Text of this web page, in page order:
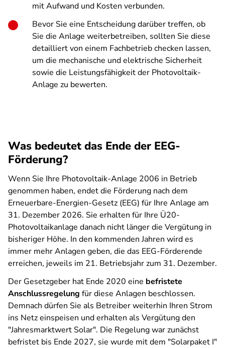
mit Aufwand und Kosten verbunden.
Bevor Sie eine Entscheidung darüber treffen, ob
Sie die Anlage weiterbetreiben, sollten Sie diese
detailliert von einem Fachbetrieb checken lassen,
um die mechanische und elektrische Sicherheit
sowie die Leistungsfähigkeit der Photovoltaik-
Anlage zu bewerten.
Was bedeutet das Ende der EEG-
Förderung?
Wenn Sie Ihre Photovoltaik-Anlage 2006 in Betrieb
genommen haben, endet die Förderung nach dem
Erneuerbare-Energien-Gesetz (EEG) für Ihre Anlage am
31. Dezember 2026. Sie erhalten für Ihre Ü20-
Photovoltaikanlage danach nicht länger die Vergütung in
bisheriger Höhe. In den kommenden Jahren wird es
immer mehr Anlagen geben, die das EEG-Förderende
erreichen, jeweils im 21. Betriebsjahr zum 31. Dezember.
Der Gesetzgeber hat Ende 2020 eine befristete
Anschlussregelung für diese Anlagen beschlossen.
Demnach dürfen Sie als Betreiber weiterhin Ihren Strom
ins Netz einspeisen und erhalten als Vergütung den
"Jahresmarktwert Solar". Die Regelung war zunächst
befristet bis Ende 2027, sie wurde mit dem "Solarpaket I"